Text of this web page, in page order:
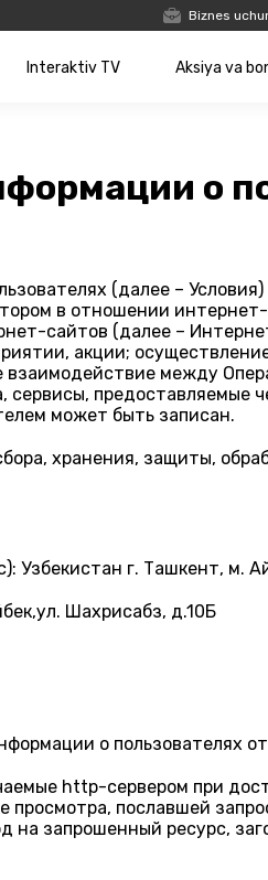
Biznes
Interaktiv TV Aksiya va
о
(далее –
в отношении
сайтов (далее –
акции;
между
предоставляемые
может быть записан.
хранения, защиты,
г. Ташкент, м.
Шахрисабз, д.10Б
о пользователях
http-сервером при
просмотра, пославшей
на запрошенный ресурс,